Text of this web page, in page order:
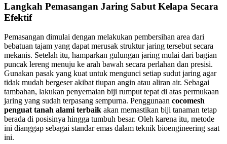
Langkah Pemasangan Jaring Sabut Kelapa Secara
Efektif
Pemasangan dimulai dengan melakukan pembersihan area dari
bebatuan tajam yang dapat merusak struktur jaring tersebut secara
mekanis. Setelah itu, hamparkan gulungan jaring mulai dari bagian
puncak lereng menuju ke arah bawah secara perlahan dan presisi.
Gunakan pasak yang kuat untuk mengunci setiap sudut jaring agar
tidak mudah bergeser akibat tiupan angin atau aliran air. Sebagai
tambahan, lakukan penyemaian biji rumput tepat di atas permukaan
jaring yang sudah terpasang sempurna. Penggunaan cocomesh
penguat tanah alami terbaik akan memastikan biji tanaman tetap
berada di posisinya hingga tumbuh besar. Oleh karena itu, metode
ini dianggap sebagai standar emas dalam teknik bioengineering saat
ini.